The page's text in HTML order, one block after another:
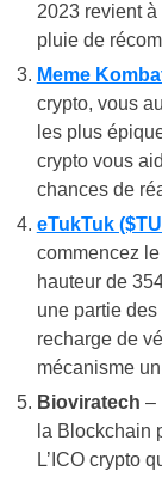
2023 revient
pluie de
Meme
crypto, vous
les plus
crypto vous
chances de
eTukTuk
commencez
hauteur de
une partie
recharge de
mécanisme
Bioviratech –
la Blockchain
L’ICO crypto